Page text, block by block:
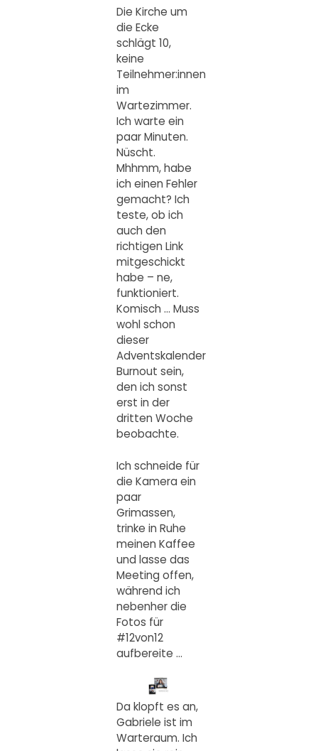
Die Kirche um
die Ecke
schlägt 10,
keine
Teilnehmer:innen
im
Wartezimmer.
Ich warte ein
paar Minuten.
Nüscht.
Mhhmm, habe
ich einen Fehler
gemacht? Ich
teste, ob ich
auch den
richtigen Link
mitgeschickt
habe – ne,
funktioniert.
Komisch … Muss
wohl schon
dieser
Adventskalender
Burnout sein,
den ich sonst
erst in der
dritten Woche
beobachte.
Ich schneide für
die Kamera ein
paar
Grimassen,
trinke in Ruhe
meinen Kaffee
und lasse das
Meeting offen,
während ich
nebenher die
Fotos für
#12von12
aufbereite …
Da klopft es an,
Gabriele ist im
Warteraum. Ich